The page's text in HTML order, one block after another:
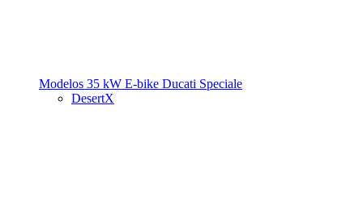
Modelos 35 kW E-bike Ducati Speciale
DesertX